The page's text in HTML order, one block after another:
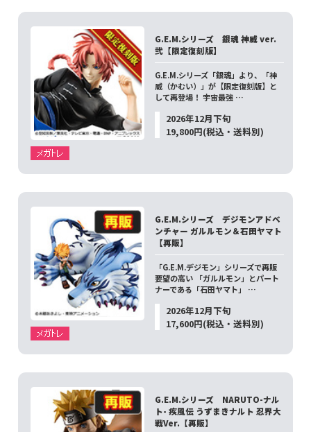
G.E.M.シリーズ 銀魂 神威 ver.
弐【限定復刻版】
G.E.M.シリーズ「銀魂」より、「神
威（かむい）」が【限定復刻版】と
して再登場！ 宇宙最強 …
2026年12月下旬
19,800円(税込・送料別)
G.E.M.シリーズ デジモンアドベ
ンチャー ガルルモン＆石田ヤマト
【再販】
「G.E.M.デジモン」シリーズで再販
要望の高い 「ガルルモン」とパート
ナーである「石田ヤマト」 …
2026年12月下旬
17,600円(税込・送料別)
G.E.M.シリーズ NARUTO-ナル
ト- 疾風伝 うずまきナルト 忍界大
戦Ver.【再販】